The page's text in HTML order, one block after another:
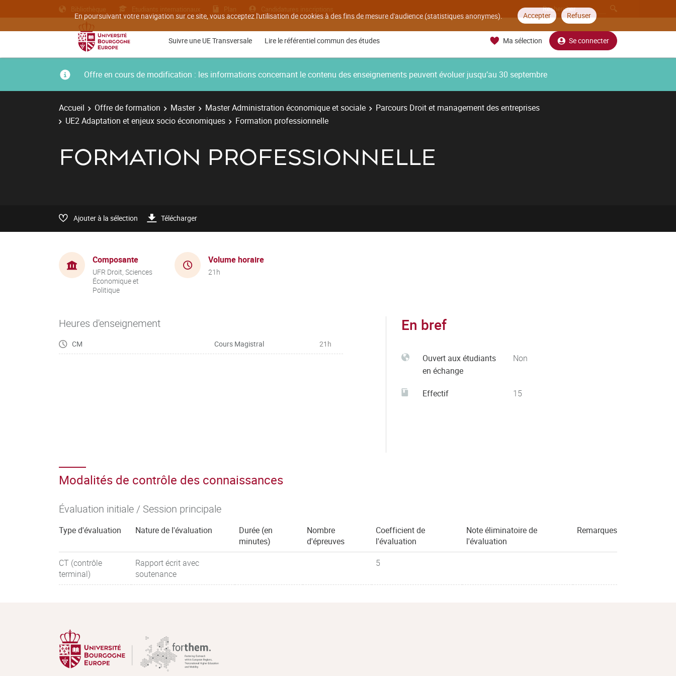
En poursuivant votre navigation sur ce site, vous acceptez l'utilisation de cookies à des fins de mesure d'audience (statistiques anonymes). Accepter Refuser
Bibliothèque Etudiants internationaux Plan Candidatures inscriptions
Suivre une UE Transversale Lire le référentiel commun des études Ma sélection Se connecter
Offre en cours de modification : les informations concernant le contenu des enseignements peuvent évoluer jusqu’au 30 septembre
Accueil Offre de formation Master Master Administration économique et sociale
Parcours Droit et management des entreprises
UE2 Adaptation et enjeux socio économiques
Formation professionnelle
FORMATION PROFESSIONNELLE
Ajouter à la sélection Télécharger
Composante
UFR Droit, Sciences
Économique et
Politique
Volume horaire
21h
Heures d'enseignement
CM Cours Magistral 21h
En bref
Ouvert aux étudiants
en échange
Non
Effectif 15
Modalités de contrôle des connaissances
Évaluation initiale / Session principale
Type d'évaluation Nature de l'évaluation
Durée (en
minutes)
Nombre
d'épreuves
Coefficient de
l'évaluation
Note éliminatoire de
l'évaluation
Remarques
CT (contrôle
terminal)
Rapport écrit avec
soutenance
5